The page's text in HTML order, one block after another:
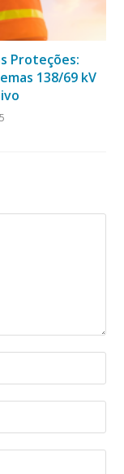
Proteções:
138/69 kV